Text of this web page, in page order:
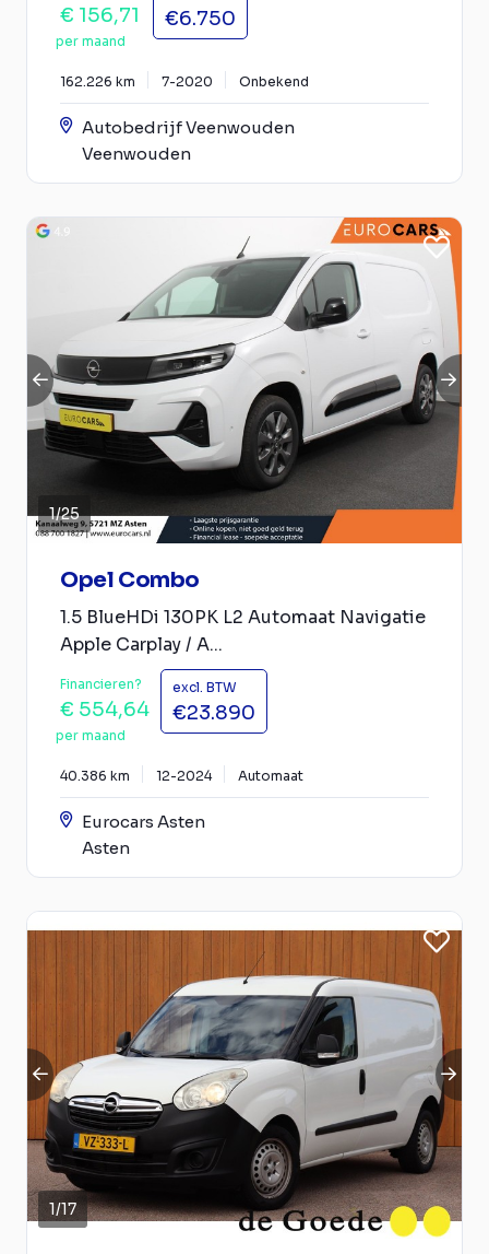
€ 156,71
per maand
€6.750
162.226 km 7-2020 Onbekend
Autobedrijf Veenwouden
Veenwouden
1/25
Opel Combo
1.5 BlueHDi 130PK L2 Automaat Navigatie
Apple Carplay / A...
Financieren?
€ 554,64
per maand
excl. BTW
€23.890
40.386 km 12-2024 Automaat
Eurocars Asten
Asten
1/17